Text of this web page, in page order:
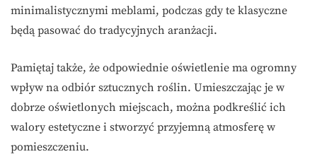
minimalistycznymi meblami, podczas gdy te klasyczne
będą pasować do tradycyjnych aranżacji.
Pamiętaj także, że odpowiednie oświetlenie ma ogromny
wpływ na odbiór sztucznych roślin. Umieszczając je w
dobrze oświetlonych miejscach, można podkreślić ich
walory estetyczne i stworzyć przyjemną atmosferę w
pomieszczeniu.